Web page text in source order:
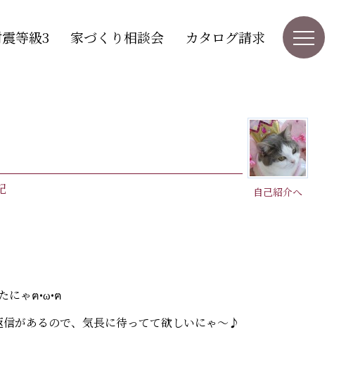
等級3 家づくり相談会 カタログ請求
自己紹介へ
にゃฅ•ω•ฅ
があるので、気長に待ってて欲しいにゃ～♪